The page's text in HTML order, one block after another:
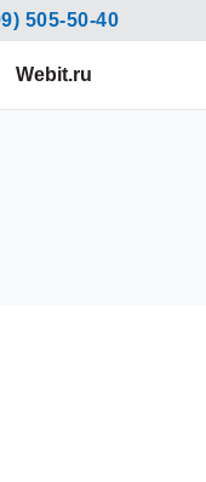
505-50-40
Webit.ru